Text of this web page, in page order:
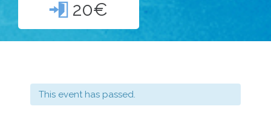
 20€
This event has passed.